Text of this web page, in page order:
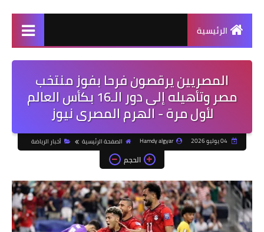
الرئيسية
المصريين يرقصون فرحا بفوز منتخب
مصر وتأهيله إلى دور الـ16 بكأس العالم
لأول مرة - الهرم المصرى نيوز
04 يوليو 2026 Hamdy algyar الصفحة الرئيسية أخبار الرياضة
الحجم